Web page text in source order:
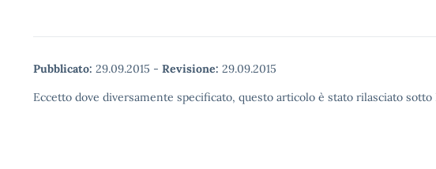
Pubblicato: 29.09.2015 - Revisione: 29.09.2015
Eccetto dove diversamente specificato, questo articolo è stato rilasciato